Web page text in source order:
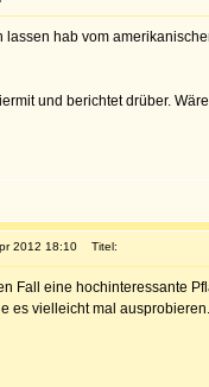
lassen hab vom
und berichtet drüber.
2012 18:10 Titel:
Fall eine hochinteressante
es vielleicht mal